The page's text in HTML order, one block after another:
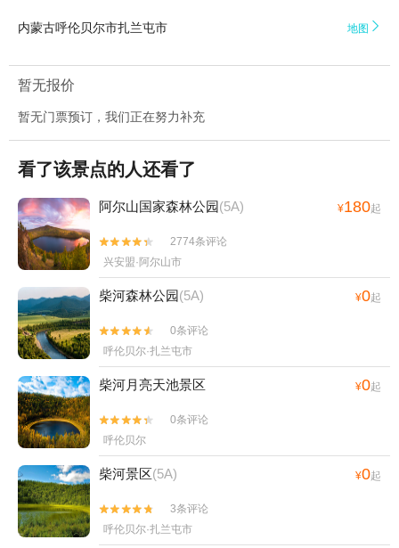
内蒙古呼伦贝尔市扎兰屯市 地图 
暂无报价
暂无门票预订，我们正在努力补充
看了该景点的人还看了
阿尔山国家森林公园(5A) ¥180起


2774条评论
兴安盟·阿尔山市
柴河森林公园(5A) ¥0起


0条评论
呼伦贝尔·扎兰屯市
柴河月亮天池景区 ¥0起


0条评论
呼伦贝尔
柴河景区(5A) ¥0起


3条评论
呼伦贝尔·扎兰屯市